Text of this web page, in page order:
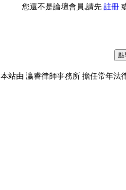
您還不是論壇會員,請先 註冊
本站由 瀛睿律師事務所 擔任常年法